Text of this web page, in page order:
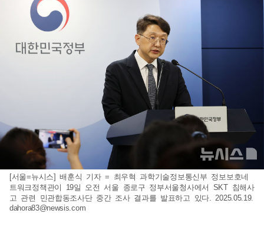
[서울=뉴시스] 배훈식 기자 = 최우혁 과학기술정보통신부 정보보호네
트워크정책관이 19일 오전 서울 종로구 정부서울청사에서 SKT 침해사
고 관련 민관합동조사단 중간 조사 결과를 발표하고 있다. 2025.05.19.
dahora83@newsis.com